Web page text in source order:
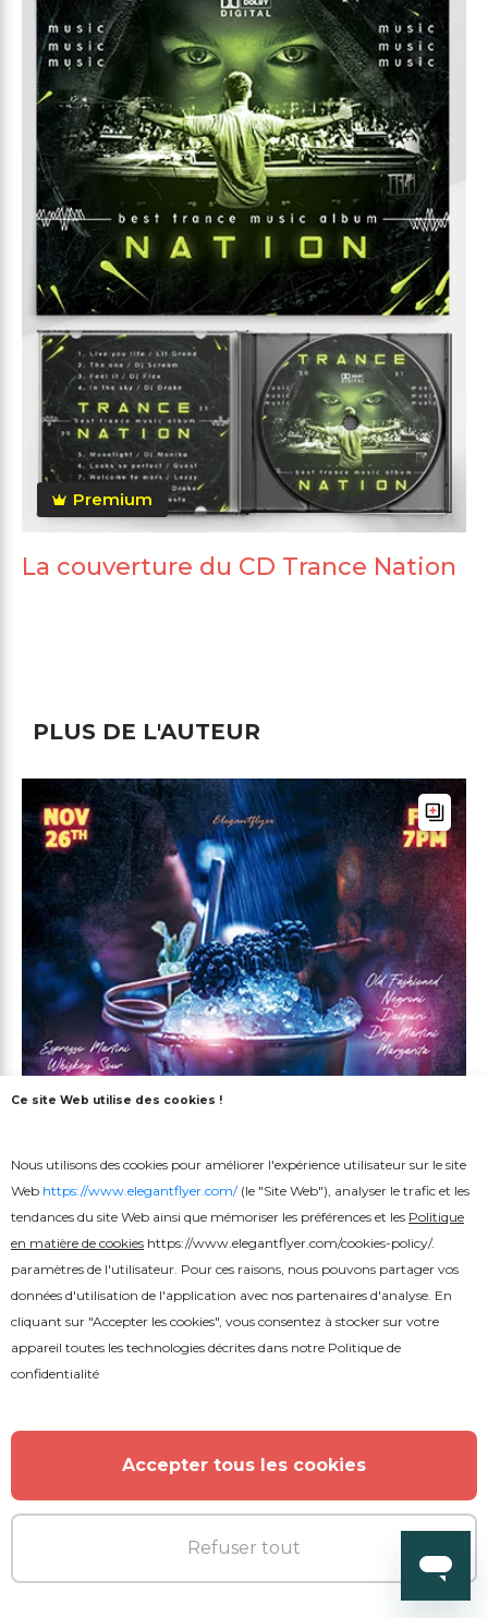
Premium
La couverture du CD Trance Nation
PLUS DE L'AUTEUR
Dépliant de boissons
Ce site Web utilise des cookies !
Nous utilisons des cookies pour améliorer l'expérience utilisateur sur le site
Web https://www.elegantflyer.com/(le "Site Web"), analyser le trafic et les
tendances du site Web ainsi que mémoriser les préférences et les Politique
en matière de cookies https://www.elegantflyer.com/cookies-policy/.
paramètres de l'utilisateur. Pour ces raisons, nous pouvons partager vos
données d'utilisation de l'application avec nos partenaires d'analyse. En
cliquant sur "Accepter les cookies", vous consentez à stocker sur votre
appareil toutes les technologies décrites dans notre Politique de
confidentialité
Accepter tous les cookies
Refuser tout